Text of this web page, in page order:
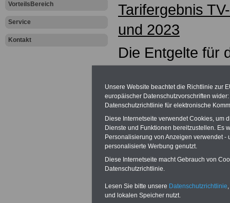
VorteilsBereich
Service
Kontakt
Tarifergebnis
und 2023
Die Entgelte für
Hessen)
2,8 Prozent
Auszubildende,
Studierende 50
eine steuerfreie
Unsere Website beachtet die Richtlinie zur
europäischer Datenschutzvorschriften
Datenschutzrichtlinie für elektronische
Diese Internetseite verwendet Cookies, um
Dienste und Funktionen bereitzustellen. Es
Personalisierung von Anzeigen verwendet
personalisierte Werbung genutzt.
Diese Internetseite macht Gebrauch von
Datenschutzrichtlinie.
Lesen Sie bitte unsere Datenschutzrichtlinie
und lokalen Speicher nutzt.